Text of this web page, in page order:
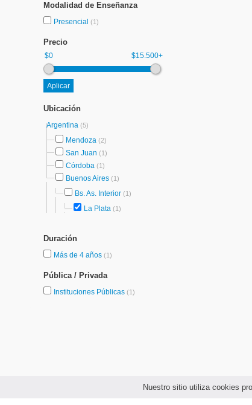
Nuestro sitio utiliza cookies
Modalidad de Enseñanza
Presencial (1)
Precio
$0 $15.500+
Ubicación
Argentina (5)
Mendoza (2)
San Juan (1)
Córdoba (1)
Buenos Aires (1)
Bs. As. Interior (1)
La Plata (1)
Duración
Más de 4 años (1)
Pública / Privada
Instituciones Públicas (1)